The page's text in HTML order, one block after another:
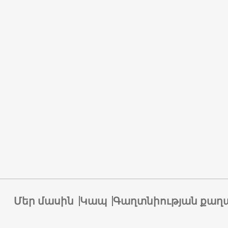
Մեր մասին Կապ Գաղտնիության